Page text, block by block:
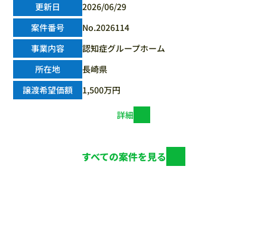
2026/06/29
No.2026114
認知症グループホーム
長崎県
1,500万円
詳細
すべての案件を見る